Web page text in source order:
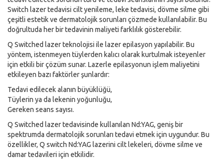
Switch lazer tedavisi cilt yenileme, leke tedavisi, dövme silme gibi
çeşitli estetik ve dermatolojik sorunları çözmede kullanılabilir. Bu
doğrultuda her bir tedavinin maliyeti farklılık gösterebilir.
Q Switched lazer teknolojisi ile lazer epilasyon yapılabilir. Bu
yöntem, istenmeyen tüylerden kalıcı olarak kurtulmak isteyenler
için etkili bir çözüm sunar. Lazerle epilasyonun işlem maliyetini
etkileyen bazı faktörler şunlardır:
Tedavi edilecek alanın büyüklüğü,
Tüylerin ya da lekenin yoğunluğu,
Gereken seans sayısı.
Q Switched lazer tedavisinde kullanılan Nd:YAG, geniş bir
spektrumda dermatolojik sorunları tedavi etmek için uygundur. Bu
özellikler, Q switch Nd:YAG lazerini cilt lekeleri, dövme silme ve
damar tedavileri için etkilidir.